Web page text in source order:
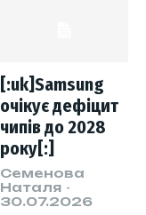
[:uk]Samsung
очікує дефіцит
чипів до 2028
року[:]
Семенова
Наталя -
30.07.2026